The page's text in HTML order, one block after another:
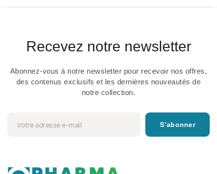
Recevez notre newsletter
Abonnez-vous à notre newsletter pour recevoir nos offres,
des contenus exclusifs et les dernières nouveautés de
notre collection.
S’abonner